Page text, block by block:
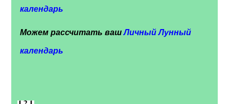
календарь
Можем рассчитать вашЛичный Лунный
календарь